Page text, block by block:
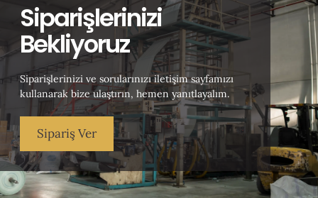
Siparişlerinizi
Bekliyoruz
Siparişlerinizi ve sorularınızı iletişim sayfamızı
kullanarak bize ulaştırın, hemen yanıtlayalım.
Sipariş Ver